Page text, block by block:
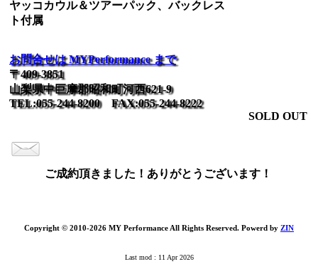
ヤッコカウル＆ツアーパック、バックレス
ト付属
お問合せは MYPerformance まで
〒409-3851
山梨県中巨摩郡昭和町河西621-9
TEL:055-244-8200 FAX:055-244-8222
SOLD OUT
ご成約頂きました！ありがとうございます！
Copyright © 2010-2026 MY Performance All Rights Reserved. Powerd by ZIN
Last mod : 11 Apr 2026